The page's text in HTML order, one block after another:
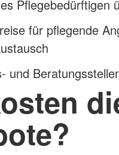
Pflegebedürftigen
für pflegende
und